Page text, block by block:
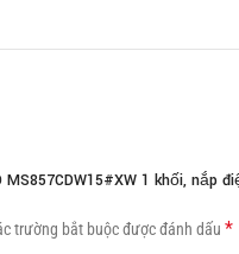
1 khối, nắp
trường bắt buộc được đánh dấu *